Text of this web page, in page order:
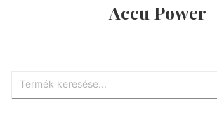
Accu Power